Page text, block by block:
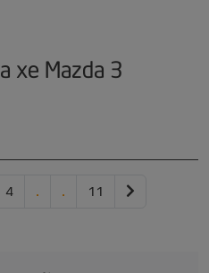
xe Mazda 3
4 . . 11